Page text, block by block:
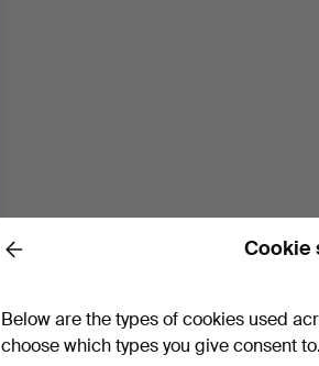
Back Cookie
Below are the types of cookies used
choose which types you give consent to.